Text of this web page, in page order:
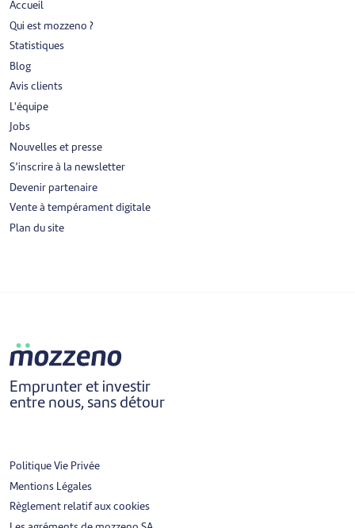
Accueil
Qui est mozzeno ?
Statistiques
Blog
Avis clients
L'équipe
Jobs
Nouvelles et presse
S’inscrire à la newsletter
Devenir partenaire
Vente à tempérament digitale
Plan du site
Emprunter et investir
entre nous, sans détour
Politique Vie Privée
Mentions Légales
Règlement relatif aux cookies